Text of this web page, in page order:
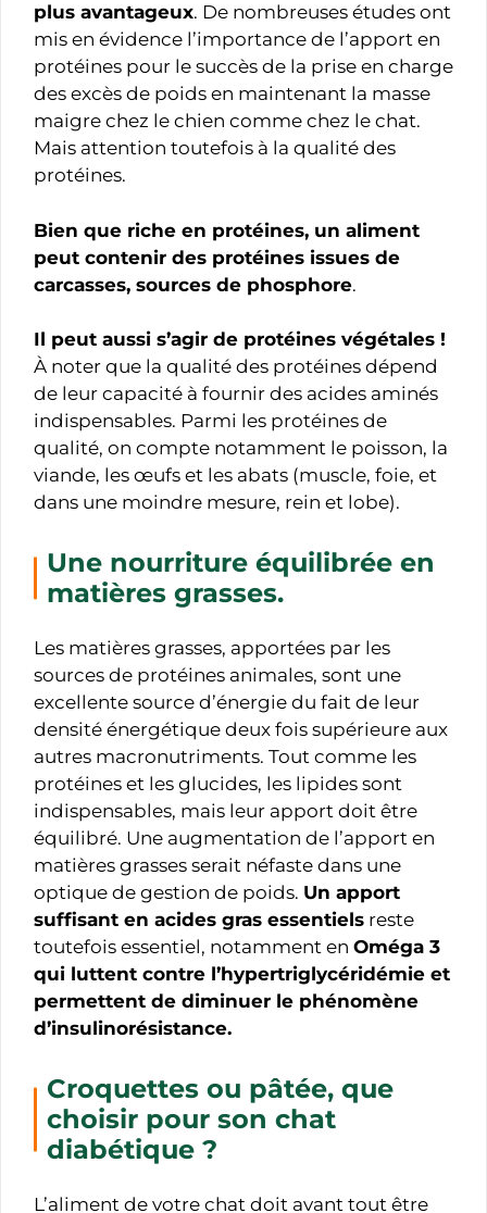
plus avantageux. De nombreuses études ont
mis en évidence l’importance de l’apport en
protéines pour le succès de la prise en charge
des excès de poids en maintenant la masse
maigre chez le chien comme chez le chat.
Mais attention toutefois à la qualité des
protéines.
Bien que riche en protéines, un aliment
peut contenir des protéines issues de
carcasses, sources de phosphore.
Il peut aussi s’agir de protéines végétales !
À noter que la qualité des protéines dépend
de leur capacité à fournir des acides aminés
indispensables. Parmi les protéines de
qualité, on compte notamment le poisson, la
viande, les œufs et les abats (muscle, foie, et
dans une moindre mesure, rein et lobe).
Une nourriture équilibrée en
matières grasses.
Les matières grasses, apportées par les
sources de protéines animales, sont une
excellente source d’énergie du fait de leur
densité énergétique deux fois supérieure aux
autres macronutriments. Tout comme les
protéines et les glucides, les lipides sont
indispensables, mais leur apport doit être
équilibré. Une augmentation de l’apport en
matières grasses serait néfaste dans une
optique de gestion de poids. Un apport
suffisant en acides gras essentiels reste
toutefois essentiel, notamment en Oméga 3
qui luttent contre l’hypertriglycéridémie et
permettent de diminuer le phénomène
d’insulinorésistance.
Croquettes ou pâtée, que
choisir pour son chat
diabétique ?
L’aliment de votre chat doit avant tout être